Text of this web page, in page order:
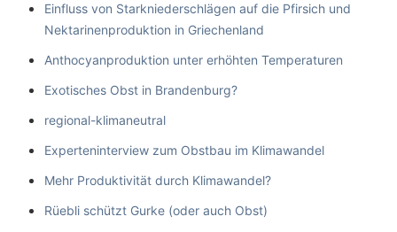
Einfluss von Starkniederschlägen auf die Pfirsich und
Nektarinenproduktion in Griechenland
Anthocyanproduktion unter erhöhten Temperaturen
Exotisches Obst in Brandenburg?
regional-klimaneutral
Experteninterview zum Obstbau im Klimawandel
Mehr Produktivität durch Klimawandel?
Rüebli schützt Gurke (oder auch Obst)